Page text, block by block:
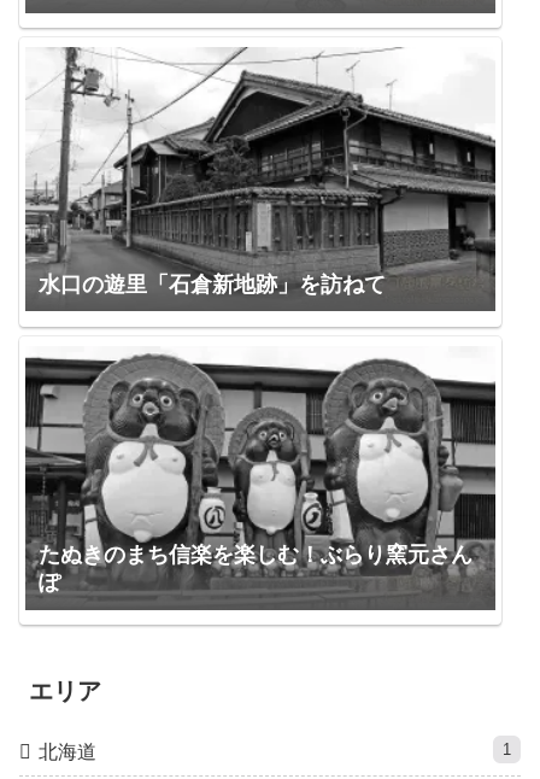
水口の遊里「石倉新地跡」を訪ねて
たぬきのまち信楽を楽しむ！ぶらり窯元さん
ぽ
エリア
北海道 1